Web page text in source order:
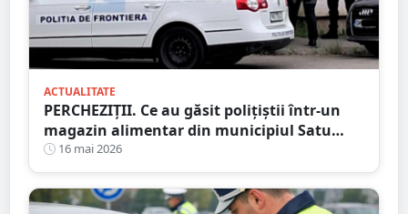
ACTUALITATE
PERCHEZIȚII. Ce au găsit polițiștii într-un
magazin alimentar din municipiul Satu
Mare
16 mai 2026